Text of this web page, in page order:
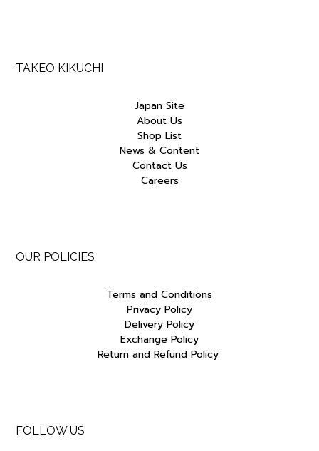
TAKEO KIKUCHI
Japan Site
About Us
Shop List
News & Content
Contact Us
Careers
OUR POLICIES
Terms and Conditions
Privacy Policy
Delivery Policy
Exchange Policy
Return and Refund Policy
FOLLOW US